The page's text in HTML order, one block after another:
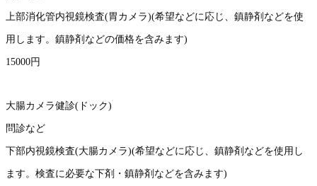
上部消化管内視鏡検査(胃カメラ)(希望などに応じ、鎮静剤などを使
用します。鎮静剤などの価格を含みます)
15000円
大腸カメラ健診(ドック)
問診など
下部内視鏡検査(大腸カメラ)(希望などに応じ、鎮静剤などを使用し
ます。検査に必要な下剤・鎮静剤などを含みます)